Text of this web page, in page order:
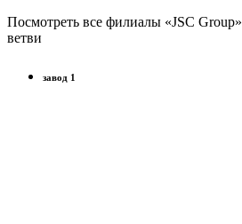
Посмотреть все филиалы «JSC Group»
ветви
завод 1